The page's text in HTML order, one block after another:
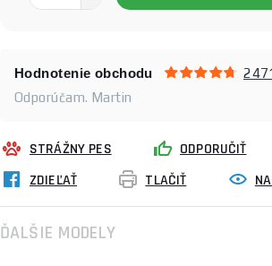
Hodnotenie obchodu
Odporúčam. Martin
STRÁŽNY PES ODPORUČIŤ
ZDIEĽAŤ
TLAČIŤ
ĎALŠIE MODELY